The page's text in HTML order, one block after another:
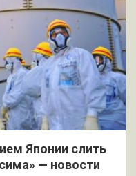
Японии слить
— новости